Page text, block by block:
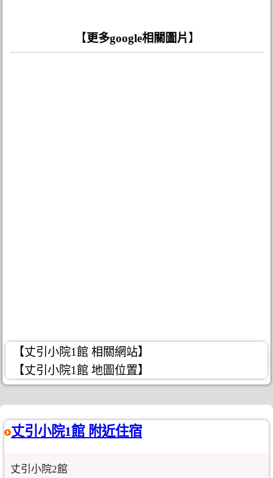
【 更多google相關圖片 】
【丈引小院1館 相關網站】
【丈引小院1館 地圖位置】
丈引小院1館 附近住宿
丈引小院2館